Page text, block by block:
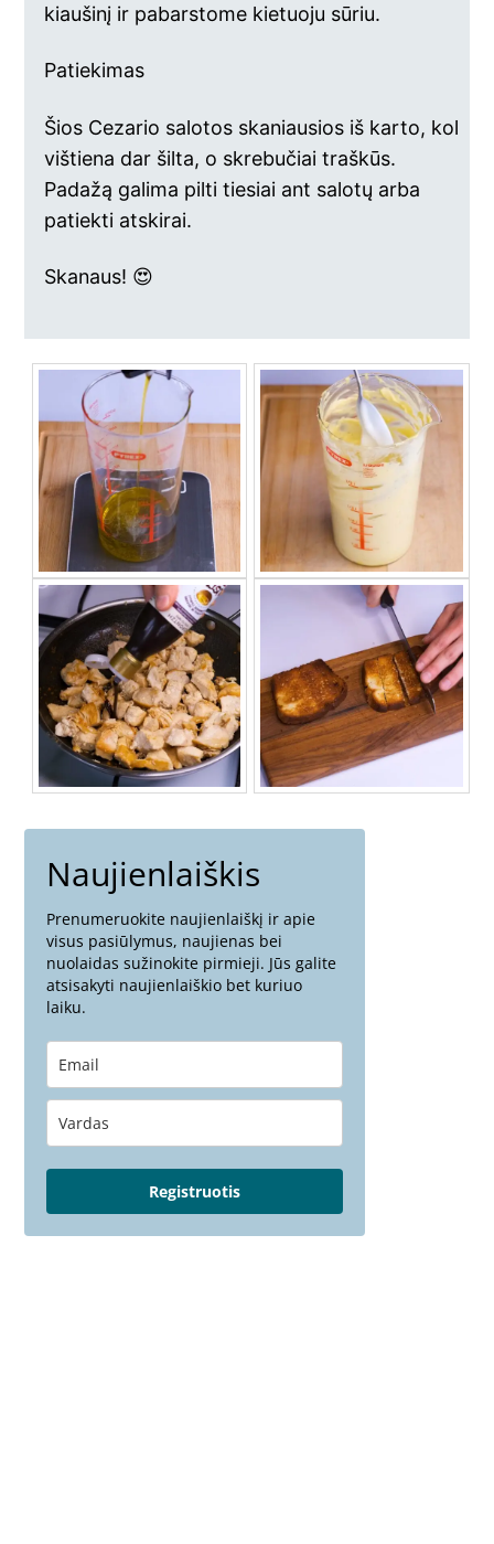
kiaušinį ir pabarstome kietuoju sūriu.
Patiekimas
Šios Cezario salotos skaniausios iš karto, kol
vištiena dar šilta, o skrebučiai traškūs.
Padažą galima pilti tiesiai ant salotų arba
patiekti atskirai.
Skanaus! 😍
Naujienlaiškis
Prenumeruokite naujienlaiškį ir apie
visus pasiūlymus, naujienas bei
nuolaidas sužinokite pirmieji. Jūs galite
atsisakyti naujienlaiškio bet kuriuo
laiku.
Registruotis